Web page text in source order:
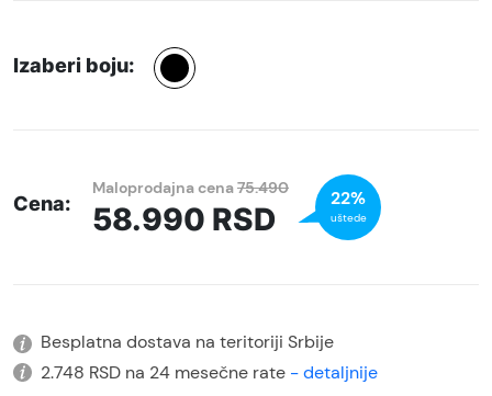
Izaberi boju:
Cena:
Maloprodajna cena75.490
58.990 RSD
22%
uštede
Besplatna dostava na teritoriji Srbije
2.748 RSD na 24 mesečne rate - detaljnije